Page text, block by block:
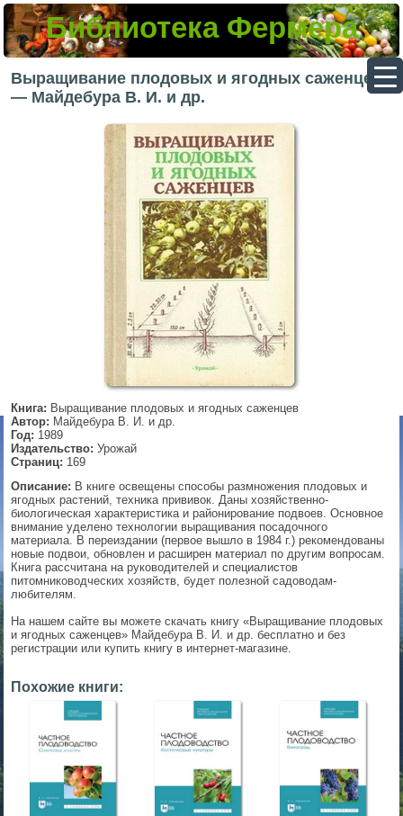
Библиотека Фермера
Выращивание плодовых и ягодных саженцев
— Майдебура В. И. и др.
Книга: Выращивание плодовых и ягодных саженцев
Автор: Майдебура В. И. и др.
Год: 1989
Издательство: Урожай
Страниц: 169
Описание: В книге освещены способы размножения плодовых и
ягодных растений, техника прививок. Даны хозяйственно-
биологическая характеристика и районирование подвоев. Основное
внимание уделено технологии выращивания посадочного
материала. В переиздании (первое вышло в 1984 г.) рекомендованы
новые подвои, обновлен и расширен материал по другим вопросам.
Книга рассчитана на руководителей и специалистов
питомниководческих хозяйств, будет полезной садоводам-
любителям.
На нашем сайте вы можете скачать книгу «Выращивание плодовых
и ягодных саженцев» Майдебура В. И. и др. бесплатно и без
регистрации или купить книгу в интернет-магазине.
Похожие книги:
▼
▼
▼
▼